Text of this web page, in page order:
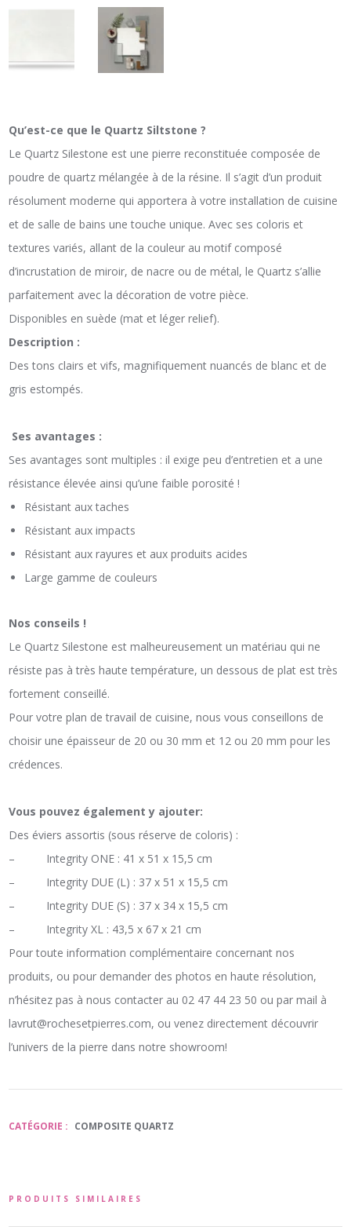
Qu’est-ce que le Quartz Siltstone ?
Le Quartz Silestone est une pierre reconstituée composée de
poudre de quartz mélangée à de la résine. Il s’agit d’un produit
résolument moderne qui apportera à votre installation de cuisine
et de salle de bains une touche unique. Avec ses coloris et
textures variés, allant de la couleur au motif composé
d’incrustation de miroir, de nacre ou de métal, le Quartz s’allie
parfaitement avec la décoration de votre pièce.
Disponibles en suède (mat et léger relief).
Description :
Des tons clairs et vifs, magnifiquement nuancés de blanc et de
gris estompés.
Ses avantages :
Ses avantages sont multiples : il exige peu d’entretien et a une
résistance élevée ainsi qu’une faible porosité !
Résistant aux taches
Résistant aux impacts
Résistant aux rayures et aux produits acides
Large gamme de couleurs
Nos conseils !
Le Quartz Silestone est malheureusement un matériau qui ne
résiste pas à très haute température, un dessous de plat est très
fortement conseillé.
Pour votre plan de travail de cuisine, nous vous conseillons de
choisir une épaisseur de 20 ou 30 mm et 12 ou 20 mm pour les
crédences.
Vous pouvez également y ajouter:
Des éviers assortis (sous réserve de coloris) :
– Integrity ONE : 41 x 51 x 15,5 cm
– Integrity DUE (L) : 37 x 51 x 15,5 cm
– Integrity DUE (S) : 37 x 34 x 15,5 cm
– Integrity XL : 43,5 x 67 x 21 cm
Pour toute information complémentaire concernant nos
produits, ou pour demander des photos en haute résolution,
n’hésitez pas à nous contacter au 02 47 44 23 50 ou par mail à
lavrut@rochesetpierres.com, ou venez directement découvrir
l’univers de la pierre dans notre showroom!
CATÉGORIE : COMPOSITE QUARTZ
PRODUITS SIMILAIRES